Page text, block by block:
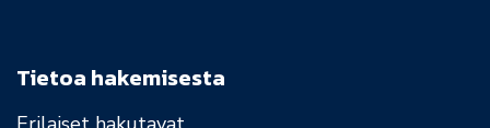
Tietoa hakemisesta